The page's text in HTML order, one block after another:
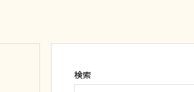
検索